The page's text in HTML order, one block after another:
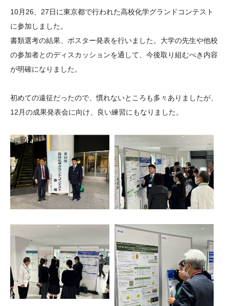
役員・評議員 公開情報
年報一覧 中谷財団レポート
大学院生奨学金
国際学生交流プログラ
科学教育振興助成・
次世代理系人材育成プ
アクセス
サイトマップ 中谷財団アーカイブ
日本語
10月26、27日に東京都で行われた高校化学グランドコンテスト
に参加しました。
書類選考の結果、ポスター発表を行いました。大学の先生や他校
の参加者とのディスカッションを通して、今後取り組むべき内容
が明確になりました。
初めての遠征だったので、慣れないところも多々ありましたが、
12月の成果発表会に向け、良い練習にもなりました。